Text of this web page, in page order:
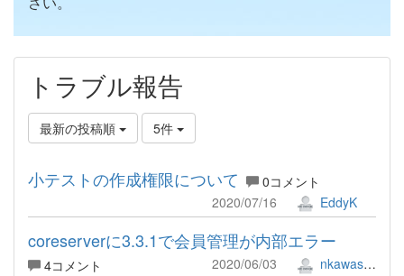
トラブル報告
最新の投稿順 5件
小テストの作成権限について
0コメント
2020/07/16
EddyK
coreserverに3.3.1で会員管理が内部エラー
4コメント 2020/06/03
nkawashiri